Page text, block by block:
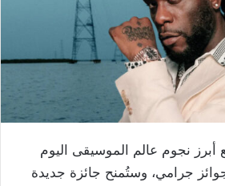
أبرز نجوم عالم الموسيقى اليوم
جرامي، وستُمنح جائزة جديدة